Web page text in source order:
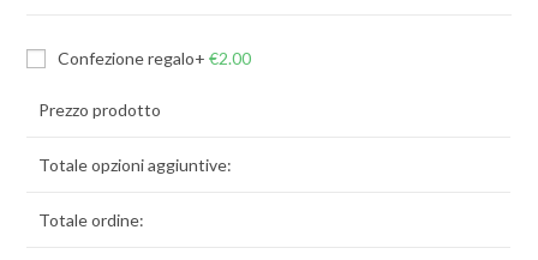
Confezione regalo+ €2.00
Prezzo prodotto
Totale opzioni aggiuntive:
Totale ordine: